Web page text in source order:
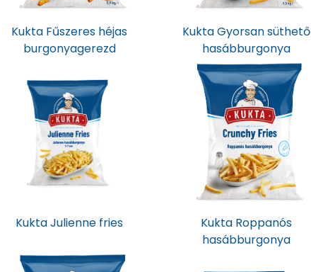
Kukta Fűszeres héjas
burgonyagerezd
Kukta Gyorsan süthető
hasábburgonya
Kukta Julienne fries
Kukta Roppanós
hasábburgonya